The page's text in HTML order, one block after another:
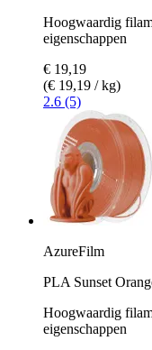
Hoogwaardig
eigenschappen
€ 19,19
(€ 19,19 / kg)
2.6 (5)
AzureFilm
PLA Sunset
Hoogwaardig
eigenschappen